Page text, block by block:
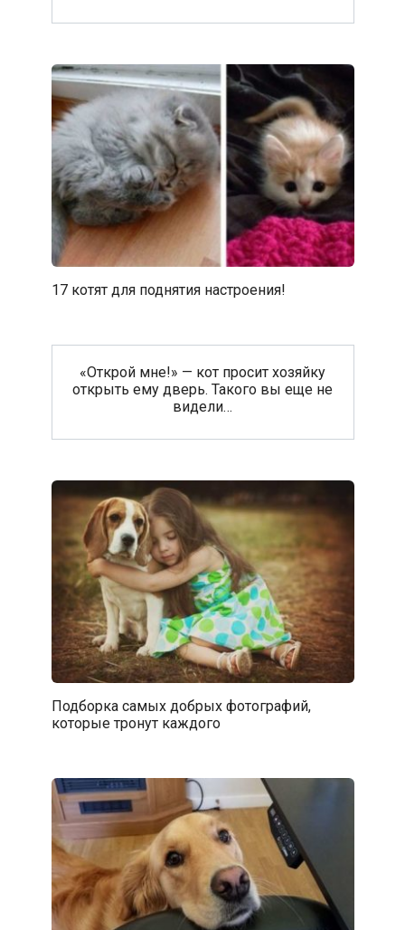
17 котят для поднятия настроения!
«Открой мне!» — кот просит хозяйку
открыть ему дверь. Такого вы еще не
видели…
Подборка самых добрых фотографий,
которые тронут каждого